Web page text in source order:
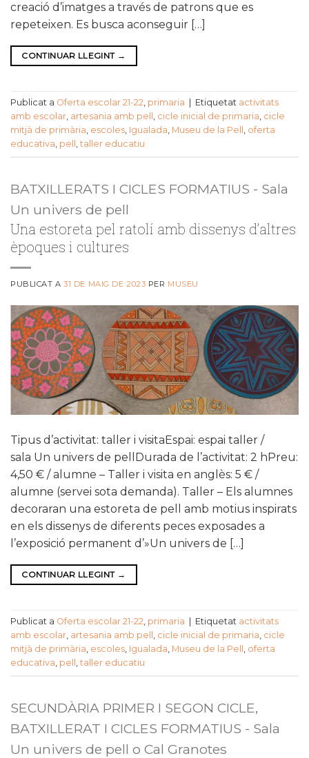
creació d’imatges a través de patrons que es
repeteixen. Es busca aconseguir […]
CONTINUAR LLEGINT →
Publicat a Oferta escolar 21-22, primaria Etiquetat activitats
amb escolar, artesania amb pell , cicle inicial de primaria, cicle
mitjà de primària, escoles, Igualada, Museu de la Pell , oferta
educativa, pell , taller educatiu
BATXILLERATS I CICLES FORMATIUS - Sala
Un univers de pell
Una estoreta pel ratolí amb dissenys d’altres
èpoques i cultures
PUBLICAT A31 DE MAIG DE 2023 PER MUSEU
Tipus d’activitat: taller i visitaEspai: espai taller /
sala Un univers de pellDurada de l’activitat: 2 hPreu:
4,50 € / alumne – Taller i visita en anglès: 5 € /
alumne (servei sota demanda). Taller – Els alumnes
decoraran una estoreta de pell amb motius inspirats
en els dissenys de diferents peces exposades a
l’exposició permanent d’»Un univers de […]
CONTINUAR LLEGINT →
Publicat a Oferta escolar 21-22, primaria Etiquetat activitats
amb escolar, artesania amb pell , cicle inicial de primaria, cicle
mitjà de primària, escoles, Igualada, Museu de la Pell , oferta
educativa, pell , taller educatiu
SECUNDÀRIA PRIMER I SEGON CICLE,
BATXILLERAT I CICLES FORMATIUS - Sala
Un univers de pell o Cal Granotes